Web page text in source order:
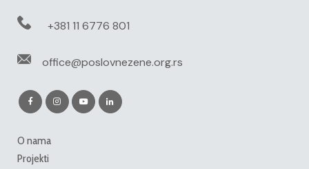
+381 11 6776 801
office@poslovnezene.org.rs
O nama
Projekti